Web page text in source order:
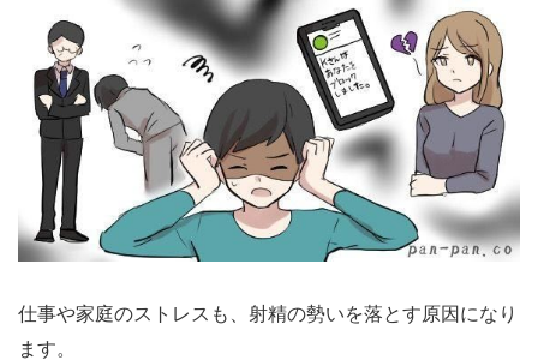
仕事や家庭のストレスも、射精の勢いを落とす原因になり
ます。